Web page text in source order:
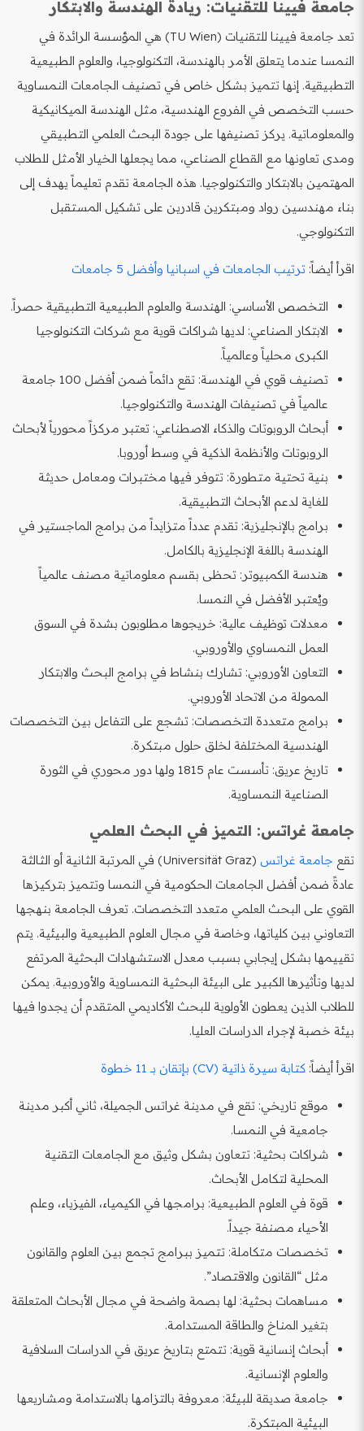
جامعة فيينا للتقنيات: ريادة الهندسة والابتكار
تعد جامعة فيينا للتقنيات (TU Wien) هي المؤسسة الرائدة في
النمسا عندما يتعلق الأمر بالهندسة، التكنولوجيا، والعلوم الطبيعية
التطبيقية. إنها تتميز بشكل خاص في تصنيف الجامعات النمساوية
حسب التخصص في الفروع الهندسية، مثل الهندسة الميكانيكية
والمعلوماتية. يركز تصنيفها على جودة البحث العلمي التطبيقي
ومدى تعاونها مع القطاع الصناعي، مما يجعلها الخيار الأمثل للطلاب
المهتمين بالابتكار والتكنولوجيا. هذه الجامعة تقدم تعليماً يهدف إلى
بناء مهندسين رواد ومبتكرين قادرين على تشكيل المستقبل
التكنولوجي.
اقرأ أيضاً: ترتيب الجامعات في اسبانيا وأفضل 5 جامعات
التخصص الأساسي: الهندسة والعلوم الطبيعية التطبيقية حصراً.
الابتكار الصناعي: لديها شراكات قوية مع شركات التكنولوجيا
الكبرى محلياً وعالمياً.
تصنيف قوي في الهندسة: تقع دائماً ضمن أفضل 100 جامعة
عالمياً في تصنيفات الهندسة والتكنولوجيا.
أبحاث الروبوتات والذكاء الاصطناعي: تعتبر مركزاً محورياً لأبحاث
الروبوتات والأنظمة الذكية في وسط أوروبا.
بنية تحتية متطورة: تتوفر فيها مختبرات ومعامل حديثة
للغاية لدعم الأبحاث التطبيقية.
برامج بالإنجليزية: تقدم عدداً متزايداً من برامج الماجستير في
الهندسة باللغة الإنجليزية بالكامل.
هندسة الكمبيوتر: تحظى بقسم معلوماتية مصنف عالمياً
ويُعتبر الأفضل في النمسا.
معدلات توظيف عالية: خريجوها مطلوبون بشدة في السوق
العمل النمساوي والأوروبي.
التعاون الأوروبي: تشارك بنشاط في برامج البحث والابتكار
الممولة من الاتحاد الأوروبي.
برامج متعددة التخصصات: تشجع على التفاعل بين التخصصات
الهندسية المختلفة لخلق حلول مبتكرة.
تاريخ عريق: تأسست عام 1815 ولها دور محوري في الثورة
الصناعية النمساوية.
جامعة غراتس: التميز في البحث العلمي
تقع جامعة غراتس
(Universität Graz) في المرتبة الثانية أو الثالثة
عادةً ضمن أفضل الجامعات الحكومية في النمسا وتتميز بتركيزها
القوي على البحث العلمي متعدد التخصصات. تعرف الجامعة بنهجها
التعاوني بين كلياتها، وخاصة في مجال العلوم الطبيعية والبيئية. يتم
تقييمها بشكل إيجابي بسبب معدل الاستشهادات البحثية المرتفع
لديها وتأثيرها الكبير على البيئة البحثية النمساوية والأوروبية. يمكن
للطلاب الذين يعطون الأولوية للبحث الأكاديمي المتقدم أن يجدوا فيها
بيئة خصبة لإجراء الدراسات العليا.
اقرأ أيضاً: كتابة سيرة ذاتية (CV) بإتقان بـ 11 خطوة
موقع تاريخي: تقع في مدينة غراتس الجميلة، ثاني أكبر مدينة
جامعية في النمسا.
شراكات بحثية: تتعاون بشكل وثيق مع الجامعات التقنية
المحلية لتكامل الأبحاث.
قوة في العلوم الطبيعية: برامجها في الكيمياء، الفيزياء، وعلم
الأحياء مصنفة جيداً.
تخصصات متكاملة: تتميز ببرامج تجمع بين العلوم والقانون
مثل “القانون والاقتصاد”.
مساهمات بحثية: لها بصمة واضحة في مجال الأبحاث المتعلقة
بتغير المناخ والطاقة المستدامة.
أبحاث إنسانية قوية: تتمتع بتاريخ عريق في الدراسات السلافية
والعلوم الإنسانية.
جامعة صديقة للبيئة: معروفة بالتزامها بالاستدامة ومشاريعها
البيئية المبتكرة.